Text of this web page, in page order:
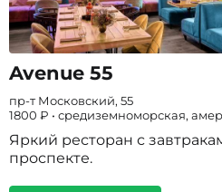
Avenue 55
пр-т Московский, 55
1800 ₽ • средиземноморская,
Яркий ресторан с
проспекте.